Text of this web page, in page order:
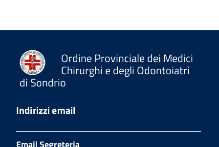
Ordine Provinciale dei Medici
Chirurghi e degli Odontoiatri
di Sondrio
Indirizzi email
Email Segreteria